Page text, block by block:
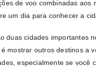
de voo combinadas aos
um dia para conhecer a
duas cidades importantes
mostrar outros destinos a
especialmente se você